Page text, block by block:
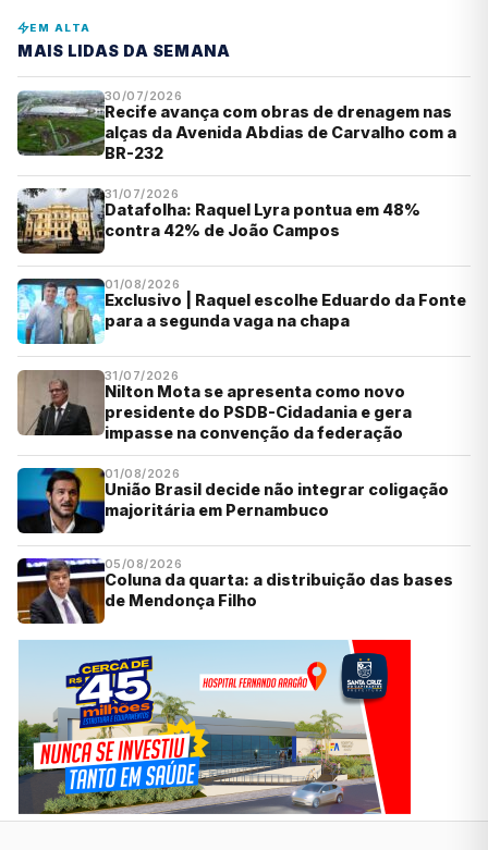
EM ALTA
MAIS LIDAS DA SEMANA
30/07/2026
Recife avança com obras de drenagem nas
alças da Avenida Abdias de Carvalho com a
BR-232
31/07/2026
Datafolha: Raquel Lyra pontua em 48%
contra 42% de João Campos
01/08/2026
Exclusivo | Raquel escolhe Eduardo da Fonte
para a segunda vaga na chapa
31/07/2026
Nilton Mota se apresenta como novo
presidente do PSDB-Cidadania e gera
impasse na convenção da federação
01/08/2026
União Brasil decide não integrar coligação
majoritária em Pernambuco
05/08/2026
Coluna da quarta: a distribuição das bases
de Mendonça Filho